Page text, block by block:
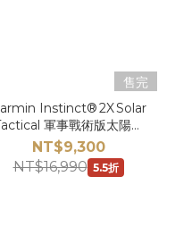
售完
Instinct® 2X Solar
軍事戰術版太陽能
智慧錶
NT$9,300
NT$16,990 5.5折